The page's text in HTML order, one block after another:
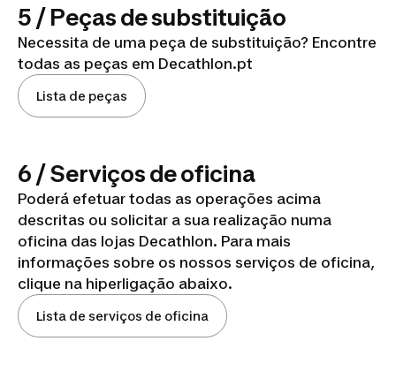
5 / Peças de substituição
Necessita de uma peça de substituição? Encontre
todas as peças em Decathlon.pt
Lista de peças
6 / Serviços de oficina
Poderá efetuar todas as operações acima
descritas ou solicitar a sua realização numa
oficina das lojas Decathlon. Para mais
informações sobre os nossos serviços de oficina,
clique na hiperligação abaixo.
Lista de serviços de oficina